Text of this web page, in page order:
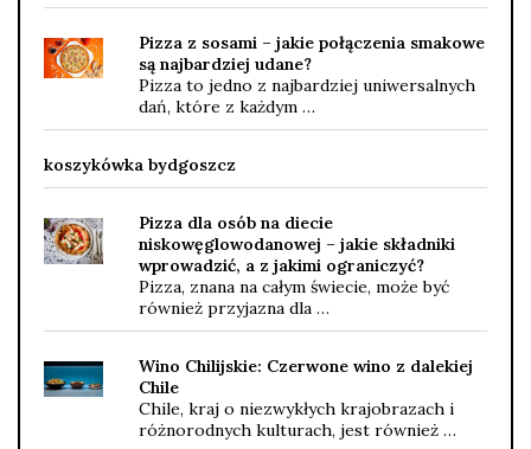
Pizza z sosami – jakie połączenia smakowe
są najbardziej udane?
Pizza to jedno z najbardziej uniwersalnych
dań, które z każdym …
koszykówka bydgoszcz
Pizza dla osób na diecie
niskowęglowodanowej – jakie składniki
wprowadzić, a z jakimi ograniczyć?
Pizza, znana na całym świecie, może być
również przyjazna dla …
Wino Chilijskie: Czerwone wino z dalekiej
Chile
Chile, kraj o niezwykłych krajobrazach i
różnorodnych kulturach, jest również …